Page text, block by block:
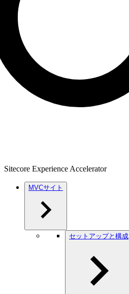
Sitecore Experience Accelerator
MVCサイト
セットアップと構成